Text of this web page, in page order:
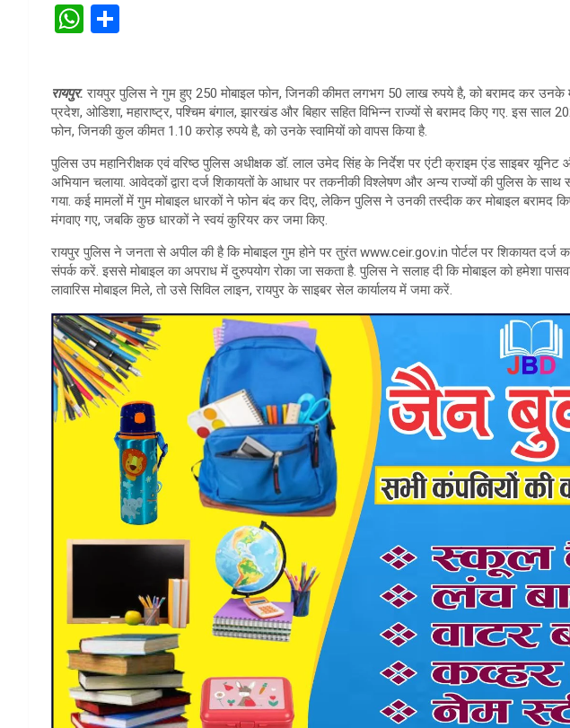
W
s
A
p
p
e
रायपुर. रायपुर पुलिस ने गुम हुए 250 मोबाइल फोन, जिनकी कीमत लगभग 50 लाख रुपये है, को बरामद कर उनके
प्रदेश, ओडिशा, महाराष्ट्र, पश्चिम बंगाल, झारखंड और बिहार सहित विभिन्न राज्यों से बरामद किए गए. इस
फोन, जिनकी कुल कीमत 1.10 करोड़ रुपये है, को उनके स्वामियों को वापस किया है.
पुलिस उप महानिरीक्षक एवं वरिष्ठ पुलिस अधीक्षक डॉ. लाल उमेद सिंह के निर्देश पर एंटी क्राइम एंड साइबर
अभियान चलाया. आवेदकों द्वारा दर्ज शिकायतों के आधार पर तकनीकी विश्लेषण और अन्य राज्यों की पुलिस के साथ
गया. कई मामलों में गुम मोबाइल धारकों ने फोन बंद कर दिए, लेकिन पुलिस ने उनकी तस्दीक कर मोबाइल बरामद
मंगवाए गए, जबकि कुछ धारकों ने स्वयं कुरियर कर जमा किए.
रायपुर पुलिस ने जनता से अपील की है कि मोबाइल गुम होने पर तुरंत www.ceir.gov.in पोर्टल पर शिकायत
संपर्क करें. इससे मोबाइल का अपराध में दुरुपयोग रोका जा सकता है. पुलिस ने सलाह दी कि मोबाइल को हमेशा
लावारिस मोबाइल मिले, तो उसे सिविल लाइन, रायपुर के साइबर सेल कार्यालय में जमा करें.